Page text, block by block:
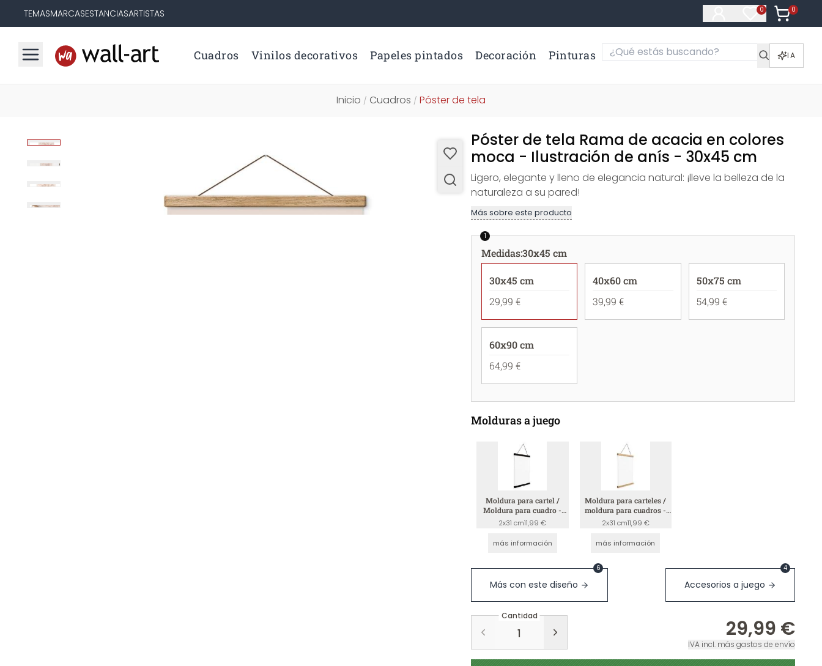
TEMASMARCASESTANCIASARTISTAS 0
Artículos en
0
Artículos
Cuadros Vinilos decorativos Papeles pintados Decoración Pinturas IA
Inicio / Cuadros / Póster de tela
Póster de tela Rama de acacia en colores
moca - Ilustración de anís - 30x45 cm
Ligero, elegante y lleno de elegancia natural: ¡lleve la belleza de la
naturaleza a su pared!
Más sobre este producto
1
Medidas:30x45 cm
30x45 cm
29,99 €
40x60 cm
39,99 €
50x75 cm
54,99 €
60x90 cm
64,99 €
Molduras a juego
Moldura para cartel /
Moldura para cuadro -
Negro
2x31 cm11,99 €
más información
Moldura para carteles /
moldura para cuadros -
madera
2x31 cm11,99 €
más información
Más con este diseño
6
Accesorios a juego
4
Cantidad
29,99 €
IVA incl. más gastos de envío